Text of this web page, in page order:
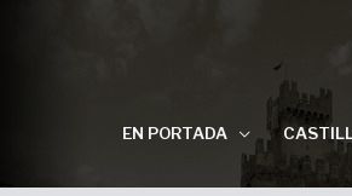
EN PORTADA